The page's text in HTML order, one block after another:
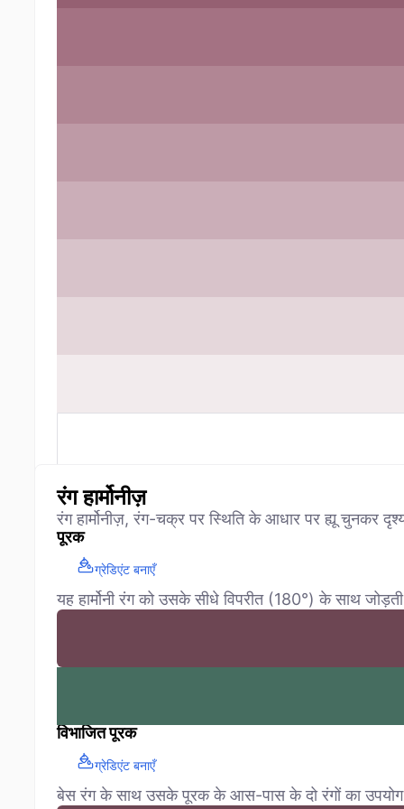
रंग हार्मोनीज़
रंग हार्मोनीज़, रंग-चक्र पर स्थिति के आधार पर ह्यू चुनकर
पूरक
ग्रेडिएंट बनाएँ
यह हार्मोनी रंग को उसके सीधे विपरीत (180°) के साथ
विभाजित पूरक
ग्रेडिएंट बनाएँ
बेस रंग के साथ उसके पूरक के आस-पास के दो रंगों का उपयोग